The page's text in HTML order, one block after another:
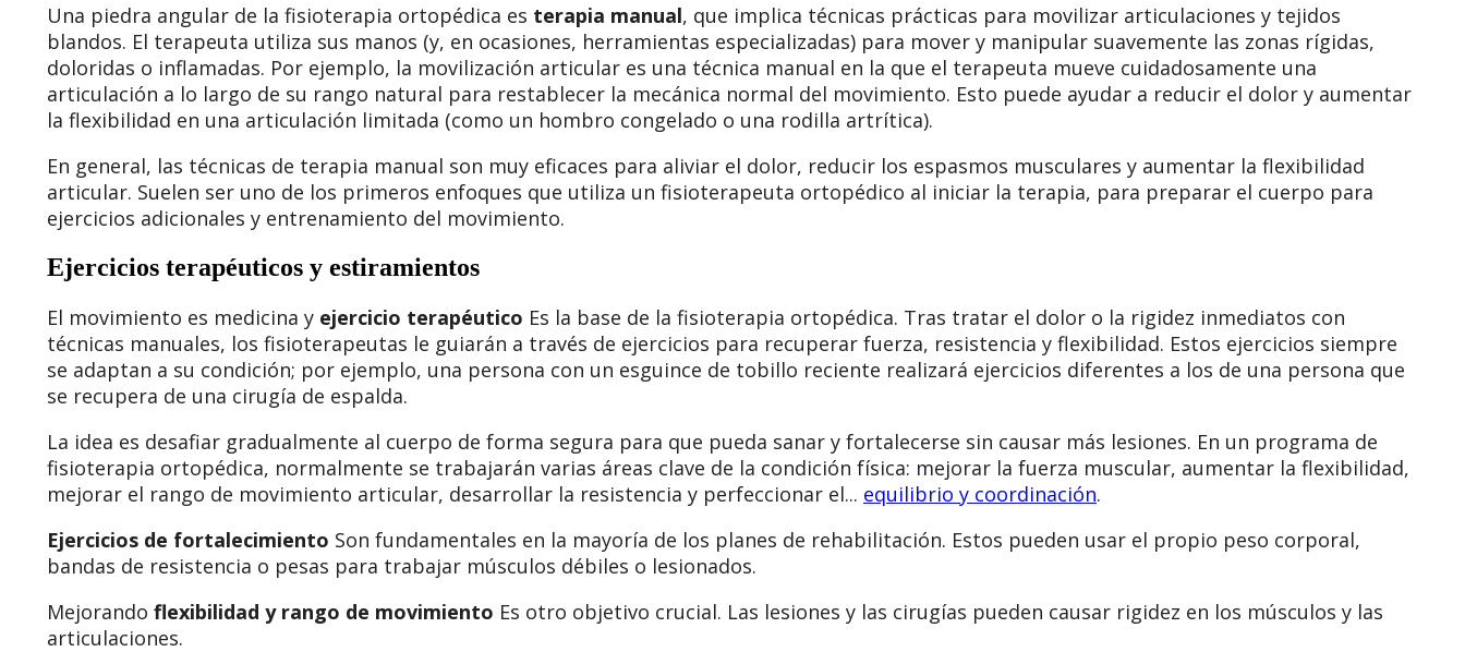
Una piedra angular de la fisioterapia ortopédica es terapia manual, que implica técnicas prácticas para movilizar articulaciones y tejidos
blandos. El terapeuta utiliza sus manos (y, en ocasiones, herramientas especializadas) para mover y manipular suavemente las zonas rígidas,
doloridas o inflamadas. Por ejemplo, la movilización articular es una técnica manual en la que el terapeuta mueve cuidadosamente una
articulación a lo largo de su rango natural para restablecer la mecánica normal del movimiento. Esto puede ayudar a reducir el dolor y aumentar
la flexibilidad en una articulación limitada (como un hombro congelado o una rodilla artrítica).
En general, las técnicas de terapia manual son muy eficaces para aliviar el dolor, reducir los espasmos musculares y aumentar la flexibilidad
articular. Suelen ser uno de los primeros enfoques que utiliza un fisioterapeuta ortopédico al iniciar la terapia, para preparar el cuerpo para
ejercicios adicionales y entrenamiento del movimiento.
Ejercicios terapéuticos y estiramientos
El movimiento es medicina y ejercicio terapéutico Es la base de la fisioterapia ortopédica. Tras tratar el dolor o la rigidez inmediatos con
técnicas manuales, los fisioterapeutas le guiarán a través de ejercicios para recuperar fuerza, resistencia y flexibilidad. Estos ejercicios siempre
se adaptan a su condición; por ejemplo, una persona con un esguince de tobillo reciente realizará ejercicios diferentes a los de una persona que
se recupera de una cirugía de espalda.
La idea es desafiar gradualmente al cuerpo de forma segura para que pueda sanar y fortalecerse sin causar más lesiones. En un programa de
fisioterapia ortopédica, normalmente se trabajarán varias áreas clave de la condición física: mejorar la fuerza muscular, aumentar la flexibilidad,
mejorar el rango de movimiento articular, desarrollar la resistencia y perfeccionar el... equilibrio y coordinación.
Ejercicios de fortalecimiento Son fundamentales en la mayoría de los planes de rehabilitación. Estos pueden usar el propio peso corporal,
bandas de resistencia o pesas para trabajar músculos débiles o lesionados.
Mejorando flexibilidad y rango de movimiento Es otro objetivo crucial. Las lesiones y las cirugías pueden causar rigidez en los músculos y las
articulaciones.